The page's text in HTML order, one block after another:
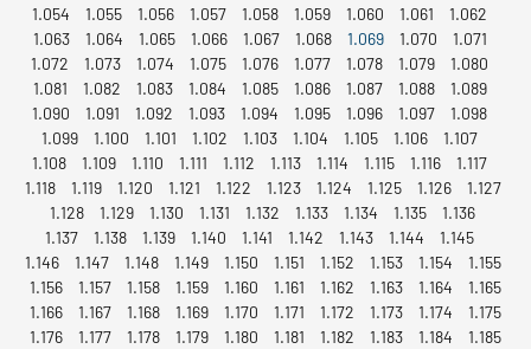
1.054
1.055 1.056 1.057 1.058 1.059 1.060 1.061
1.062
1.063
1.064 1.065 1.066 1.067 1.068 1.069 1.070
1.071
1.072
1.073 1.074 1.075 1.076 1.077 1.078 1.079
1.080
1.081
1.082 1.083 1.084 1.085 1.086 1.087 1.088
1.089
1.090
1.091 1.092 1.093 1.094 1.095 1.096 1.097
1.098
1.099
1.100 1.101 1.102 1.103 1.104 1.105 1.106
1.107
1.108
1.109 1.110 1.111 1.112 1.113 1.114 1.115 1.116
1.117
1.118
1.119 1.120 1.121 1.122 1.123 1.124 1.125 1.126
1.127
1.128
1.129 1.130 1.131 1.132 1.133 1.134 1.135
1.136
1.137
1.138 1.139 1.140 1.141 1.142 1.143 1.144
1.145
1.146
1.147 1.148 1.149 1.150 1.151 1.152 1.153 1.154
1.155
1.156
1.157 1.158 1.159 1.160 1.161 1.162 1.163 1.164
1.165
1.166
1.167 1.168 1.169 1.170 1.171 1.172 1.173 1.174
1.175
1.176
1.177 1.178 1.179 1.180 1.181 1.182 1.183 1.184
1.185